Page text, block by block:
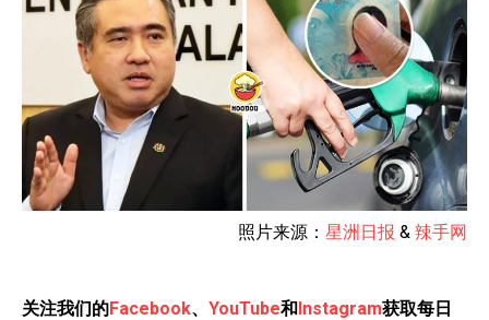
照片来源： 星洲日报 & 辣手网
关注我们的Facebook、 YouTube和Instagram获取每日